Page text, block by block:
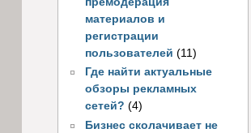
материалов и
регистрации
пользователей (11)
Где найти актуальные
обзоры рекламных
сетей? (4)
Бизнес сколачивает не